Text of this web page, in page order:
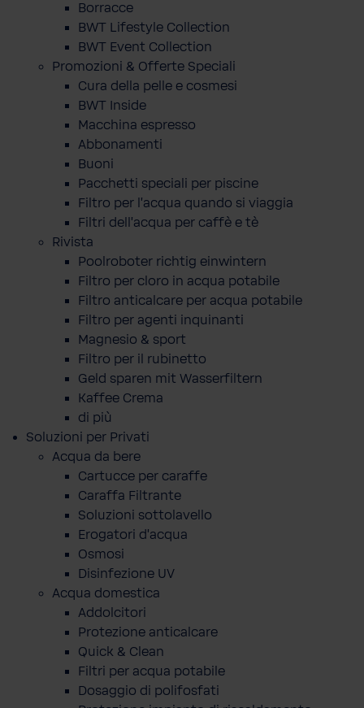
Borracce
BWT Lifestyle Collection
BWT Event Collection
Promozioni & Offerte Speciali
Cura della pelle e cosmesi
BWT Inside
Macchina espresso
Abbonamenti
Buoni
Pacchetti speciali per piscine
Filtro per l'acqua quando si viaggia
Filtri dell'acqua per caffè e tè
Rivista
Poolroboter richtig einwintern
Filtro per cloro in acqua potabile
Filtro anticalcare per acqua potabile
Filtro per agenti inquinanti
Magnesio & sport
Filtro per il rubinetto
Geld sparen mit Wasserfiltern
Kaffee Crema
di più
Soluzioni per Privati
Acqua da bere
Cartucce per caraffe
Caraffa Filtrante
Soluzioni sottolavello
Erogatori d'acqua
Osmosi
Disinfezione UV
Acqua domestica
Addolcitori
Protezione anticalcare
Quick & Clean
Filtri per acqua potabile
Dosaggio di polifosfati